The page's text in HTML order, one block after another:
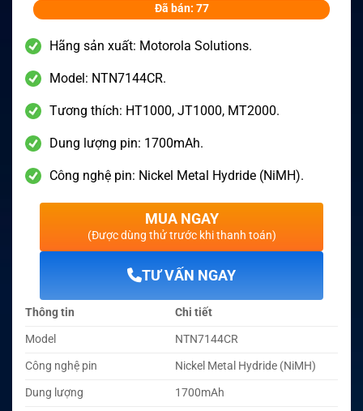
Đã bán: 77
Hãng sản xuất: Motorola Solutions.
Model: NTN7144CR.
Tương thích: HT1000, JT1000, MT2000.
Dung lượng pin: 1700mAh.
Công nghệ pin: Nickel Metal Hydride (NiMH).
MUA NGAY
(Được dùng thử trước khi thanh toán)
TƯ VẤN NGAY
Thông tin
Chi tiết
Model
NTN7144CR
Công nghệ pin
Nickel Metal Hydride (NiMH)
Dung lượng
1700mAh